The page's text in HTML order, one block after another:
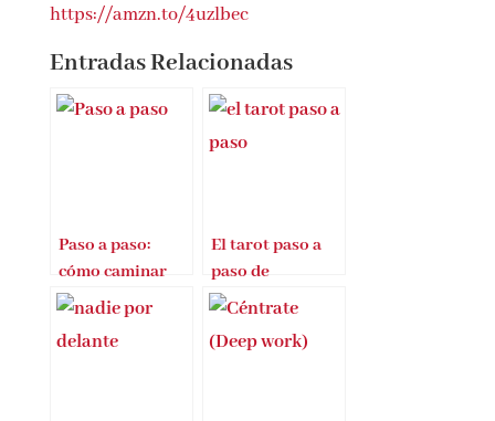
https://amzn.to/4uzlbec
Entradas Relacionadas
Paso a paso:
cómo caminar
erguidos nos
hizo humanos
El tarot paso a
paso de
Marianne Costa